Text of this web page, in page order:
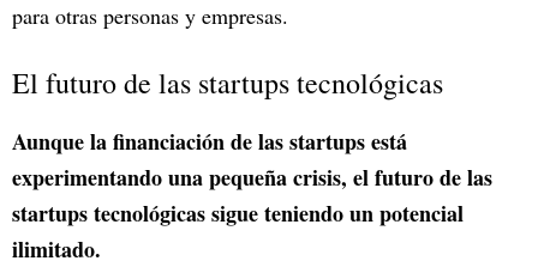
para otras personas y empresas.
El futuro de las startups tecnológicas
Aunque la financiación de las startups está
experimentando una pequeña crisis, el futuro de las
startups tecnológicas sigue teniendo un potencial
ilimitado.